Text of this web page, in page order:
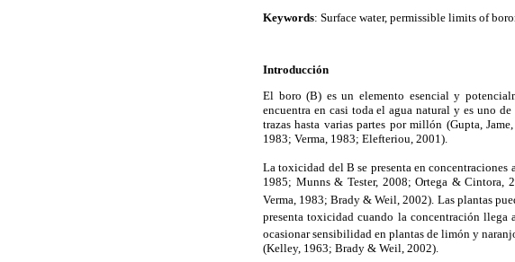
Keywords: Surface water, permissible limits of
Introducción
El boro (B) es un elemento esencial y
encuentra en casi toda el agua natural y es uno
trazas hasta varias partes por millón (Gupta,
1983; Verma, 1983; Elefteriou, 2001).
La toxicidad del B se presenta en concentraciones
1985; Munns & Tester, 2008; Ortega & Cintora,
Verma, 1983; Brady & Weil, 2002). Las plantas
presenta toxicidad cuando la concentración llega
ocasionar sensibilidad en plantas de limón y
(Kelley, 1963; Brady & Weil, 2002).